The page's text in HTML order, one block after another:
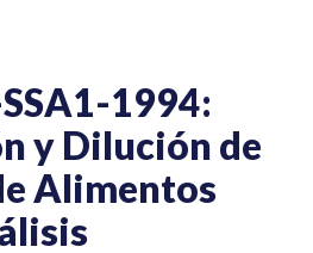
1994:
y Dilución de
Alimentos